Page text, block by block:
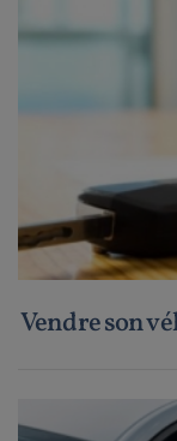
Vendre son